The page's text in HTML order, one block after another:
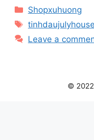
Categories
Shopxuhuong
Tags
tinhdaujulyhouse
Leave a
© 2022